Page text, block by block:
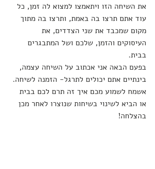
את השיחה הזו ויתאמצו למצוא לה זמן, כל
עוד אתם תרצו בה באמת, ותרצו בה מתוך
מקום שמכבד את שני הצדדים, את
העיסוקים והזמן, שלכם ושל המתבגרים
בבית.
בפעם הבאה אני אכתוב על השיחה עצמה,
בינתיים אתם יכולים לתרגל- הזמנה לשיחה.
אשמח לשמוע מכם איך זה תרם לכם בבית
או הביא לשינוי בשיחות שנוצרו לאחר מכן
בהצלחה!